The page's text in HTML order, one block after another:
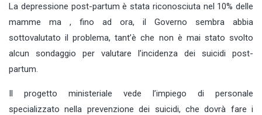
La depressione post-partum è stata riconosciuta nel 10% delle
mamme ma , fino ad ora, il Governo sembra abbia
sottovalutato il problema, tant’è che non è mai stato svolto
alcun sondaggio per valutare l’incidenza dei suicidi post-
partum.
Il progetto ministeriale vede l’impiego di personale
specializzato nella prevenzione dei suicidi, che dovrà fare i